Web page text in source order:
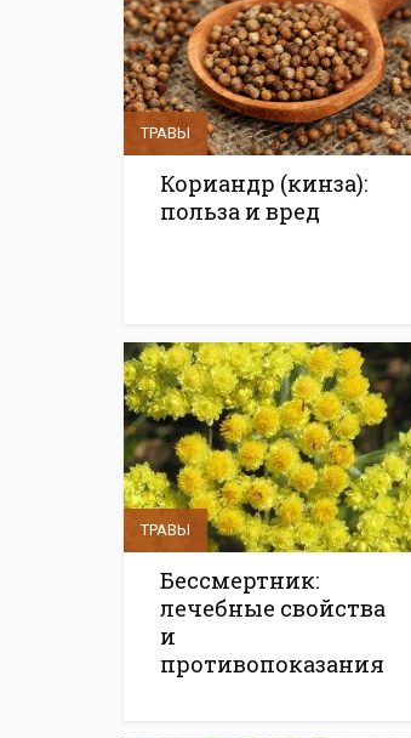
ТРАВЫ
Кориандр (кинза):
польза и вред
ТРАВЫ
Бессмертник:
лечебные свойства
и
противопоказания